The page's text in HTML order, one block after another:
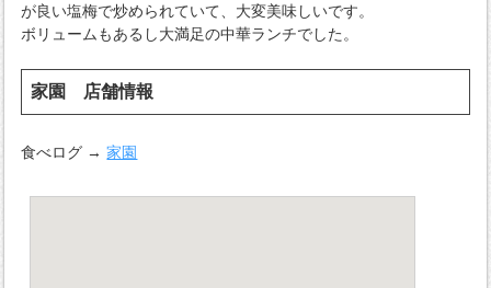
が良い塩梅で炒められていて、大変美味しいです。
ボリュームもあるし大満足の中華ランチでした。
家園 店舗情報
食べログ →家園